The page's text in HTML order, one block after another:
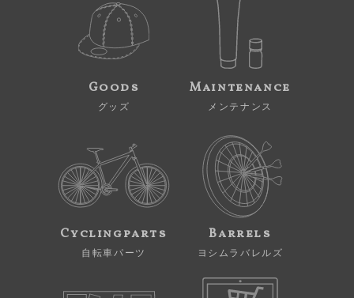
Goods
グッズ
Maintenance
メンテナンス
Cyclingparts
自転車パーツ
Barrels
ヨシムラバレルズ